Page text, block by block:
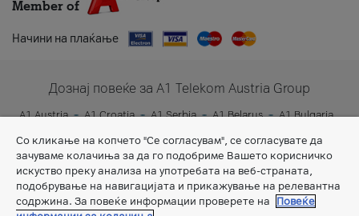
Member of
Начини на плаќање
Дознај повеќе за A1 Telekom Austria Group
A1 Austria A1 Croatia A1 Serbia A1 Belarus
A1 Bulgaria
Со кликање на копчето "Се согласувам", се согласувате да
зачуваме колачиња за да го подобриме Вашето корисничко
искуство преку анализа на употребата на веб-страната,
подобрување на навигацијата и прикажување на релевантна
содржина. За повеќе информации проверете на
Повеќе